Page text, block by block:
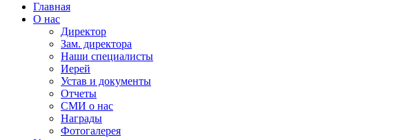
Главная
О нас
Директор
Зам. директора
Наши специалисты
Иерей
Устав и документы
Отчеты
СМИ о нас
Награды
Фотогалерея